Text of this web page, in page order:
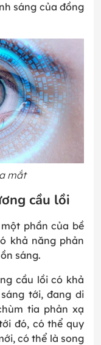
sáng của đồng
mắt
cầu lồi
phần của bề
khả năng phản
sáng.
cầu lồi có khả
tới, đang di
tia phản xạ
đó, có thể quy
có thể là song